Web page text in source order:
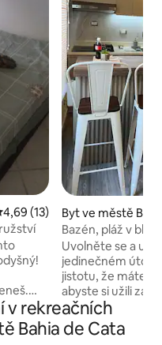
hodnocení 4,69 z 5,
4,69 (13)
♡ Také
Byt ve městě
Bazén, pláž v
odpočinek
Uvolněte se a
jedinečném
jistotu, že máte
abyste si užili
nebo odpočinek.
nebo jako pár, po
odpočinete,
v rekreačních
Bahia de Cata